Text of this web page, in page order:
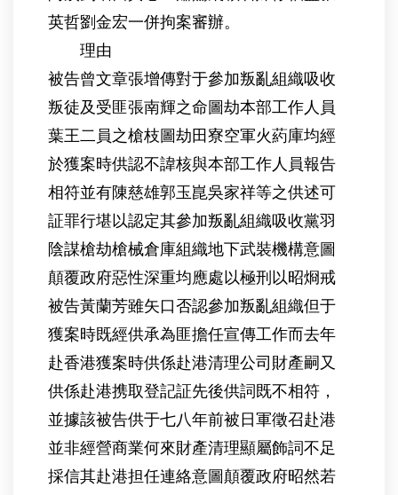
英哲劉金宏一併拘案審辦。
理由
被告曾文章張增傳對于參加叛亂組織吸收
叛徒及受匪張南輝之命圖劫本部工作人員
葉王二員之槍枝圖劫田寮空軍火葯庫均經
於獲案時供認不諱核與本部工作人員報告
相符並有陳慈雄郭玉崑吳家祥等之供述可
証罪行堪以認定其參加叛亂組織吸收黨羽
陰謀槍劫槍械倉庫組織地下武裝機構意圖
顛覆政府惡性深重均應處以極刑以昭烱戒
被告黃蘭芳雖矢口否認參加叛亂組織但于
獲案時既經供承為匪擔任宣傳工作而去年
赴香港獲案時供係赴港清理公司財產嗣又
供係赴港携取登記証先後供詞既不相符，
並據該被告供于七八年前被日軍徵召赴港
並非經營商業何來財產清理顯屬飾詞不足
採信其赴港担任連絡意圖顛覆政府昭然若